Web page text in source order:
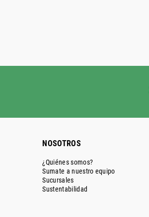
NOSOTROS
¿Quiénes somos?
Sumate a nuestro equipo
Sucursales
Sustentabilidad